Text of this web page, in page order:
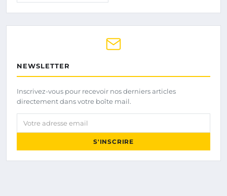
NEWSLETTER
Inscrivez-vous pour recevoir nos derniers articles
directement dans votre boîte mail.
Votre adresse email
S'INSCRIRE